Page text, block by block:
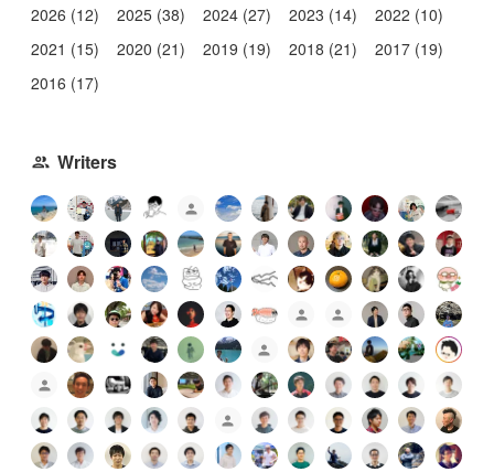
2026 (12) 2025 (38) 2024 (27) 2023 (14)
2022 (10)
2021 (15)
2020 (21) 2019 (19) 2018 (21)
2017 (19)
2016 (17)
Writers